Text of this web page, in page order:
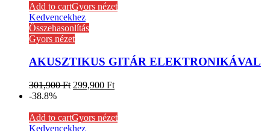
Add to cartGyors nézet
Kedvencekhez
Összehasonlítás
Gyors nézet
AKUSZTIKUS GITÁR ELEKTRONIKÁVAL
301,900Ft 299,900 Ft
-38.8%
Add to cartGyors nézet
Kedvencekhez